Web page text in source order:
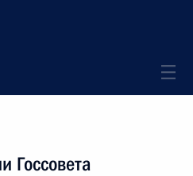
Госсовета